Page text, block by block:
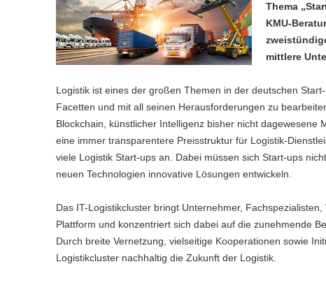
Thema
KMU-
mittlere
Logistik ist eines der großen Themen in der deutschen
Facetten und mit all seinen Herausforderungen zu
Blockchain, künstlicher Intelligenz bisher nicht dagewesene
eine immer transparentere Preisstruktur für Logistik-
viele Logistik Start-ups an. Dabei müssen sich Start-ups
neuen Technologien innovative Lösungen entwickeln.
Das IT-Logistikcluster bringt Unternehmer,
Plattform und konzentriert sich dabei auf die zunehmende
Durch breite Vernetzung, vielseitige Kooperationen sowie
Logistikcluster nachhaltig die Zukunft der Logistik.